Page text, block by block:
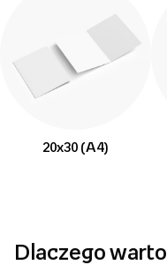
20x30 (A4)
Dlaczego warto